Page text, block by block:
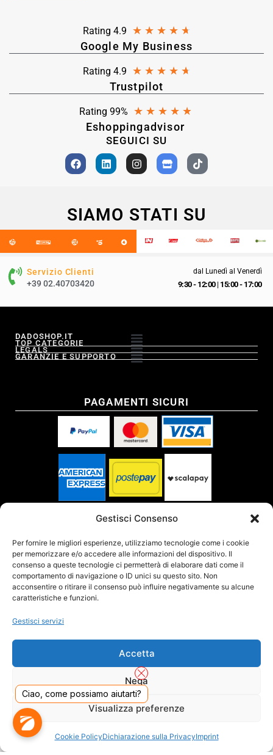
Gestisci Consenso
Per fornire le migliori esperienze, utilizziamo tecnologie come i cookie
per memorizzare e/o accedere alle informazioni del dispositivo. Il
consenso a queste tecnologie ci permetterà di elaborare dati come il
comportamento di navigazione o ID unici su questo sito. Non
acconsentire o ritirare il consenso può influire negativamente su alcune
caratteristiche e funzioni.
Gestisci servizi
Accetta
Nega
Visualizza preferenze
Cookie PolicyDichiarazione sulla PrivacyImprint
Rating 4.9 ★ ★ ★ ★ ★
Google My Business
Rating 4.9 ★ ★ ★ ★ ★
Trustpilot
Rating 99% ★ ★ ★ ★ ★
Eshoppingadvisor
SEGUICI SU
SIAMO STATI SU
Servizio Clienti
+39 02.40703420
dal Lunedì al Venerdì
9:30 - 12:00| 15:00 - 17:00
DADOSHOP.IT
TOP CATEGORIE
LEGALS
GARANZIE E SUPPORTO
PAGAMENTI SICURI
SPEDITO DA
SITO CERTIFICATO
DADO S.R.L. Unipersonale - Viale Enrico Forlanini 23 - 20134 Milano (MI) - Italy
Tel. 02.40703420 - P.Iva/C.F. 02681390809 - Numero REA MI-2640300 - Cap. Soc.
Ciao, come possiamo aiutarti?